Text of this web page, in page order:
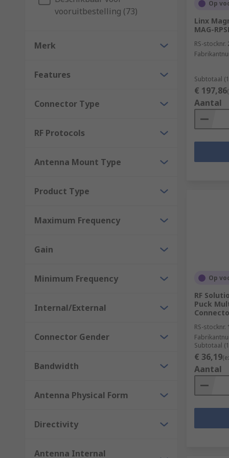
Telemetry Antennas
Used to record and transmit data from remote
range of applications across many industries.
WiFi Antennas
These antennas are designed to pick up the
routers. WiFi antennas are used for the
vooruitbestelling (73)
Merk
Features
Connector Type
RF Protocols
Antenna Mount Type
Product Type
Maximum Frequency
Gain
Minimum Frequency
Internal/External
Connector Gender
Bandwidth
Antenna Physical Form
Directivity
Antenna Internal
Op
Linx
MAG-
RS-stocknr.
Subtotaal
€ 197,86
Aantal
Op
RF
Puck
RS-stocknr.
Subtotaal
€ 36,19
Aantal